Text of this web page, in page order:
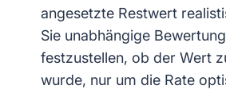
angesetzte Restwert
Sie unabhängige
festzustellen, ob der Wert
wurde, nur um die Rate